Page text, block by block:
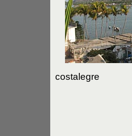
costalegre